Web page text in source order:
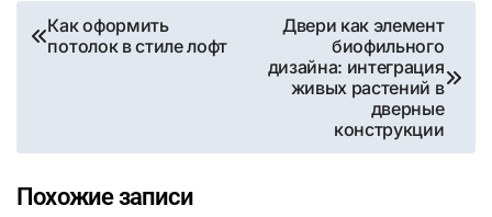
Навигация
Как оформить
потолок в стиле лофт
Двери как элемент
биофильного
дизайна: интеграция
живых растений в
дверные
конструкции
Похожие записи